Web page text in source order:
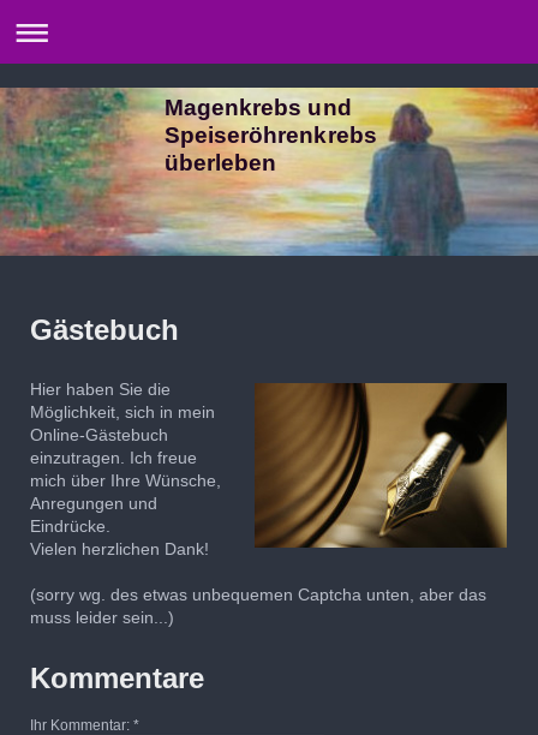
Magenkrebs und
Speiseröhrenkrebs
überleben
Gästebuch
Hier haben Sie die
Möglichkeit, sich in mein
Online-Gästebuch
einzutragen.
Ich freue
mich über Ihre Wünsche,
Anregungen und
Eindrücke.
Vielen herzlichen Dank!
(sorry wg. des etwas unbequemen Captcha unten, aber das
muss leider sein...)
Kommentare
Ihr Kommentar: *